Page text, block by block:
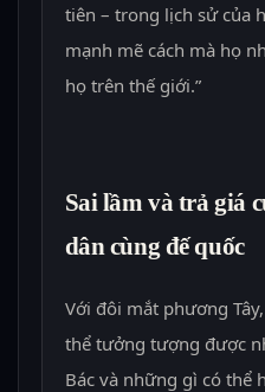
tiên – trong lịch sử của
mạnh mẽ cách mà họ
họ trên thế giới.”
Sai lầm và trả giá
dân cùng đế quốc
Với đôi mắt phương
thể tưởng tượng được
Bác và những gì có thể